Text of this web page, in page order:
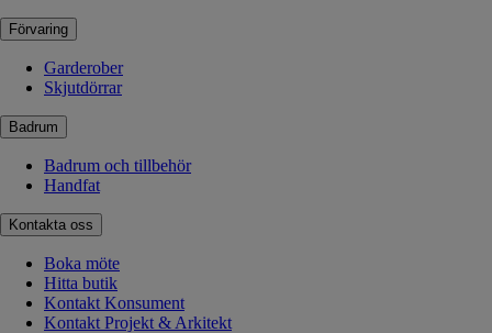
Förvaring
Garderober
Skjutdörrar
Badrum
Badrum och tillbehör
Handfat
Kontakta oss
Boka möte
Hitta butik
Kontakt Konsument
Kontakt Projekt & Arkitekt